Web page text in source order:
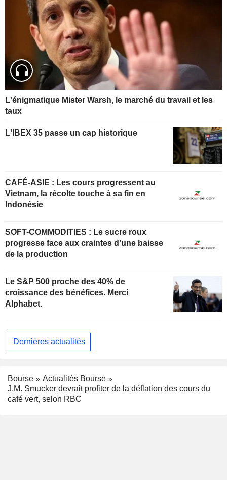
L'énigmatique Mister Warsh, le marché du travail et les
taux
L'IBEX 35 passe un cap historique
CAFÉ-ASIE : Les cours progressent au
Vietnam, la récolte touche à sa fin en
Indonésie
SOFT-COMMODITIES : Le sucre roux
progresse face aux craintes d'une baisse
de la production
Le S&P 500 proche des 40% de
croissance des bénéfices. Merci
Alphabet.
Dernières actualités
Bourse
Actualités Bourse
J.M. Smucker devrait profiter de la déflation des cours du
café vert, selon RBC